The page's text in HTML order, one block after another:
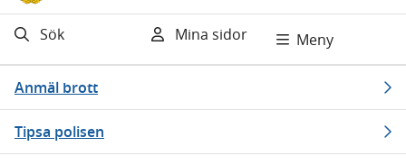
Sök Mina sidor Meny
Anmäl brott
Tipsa polisen